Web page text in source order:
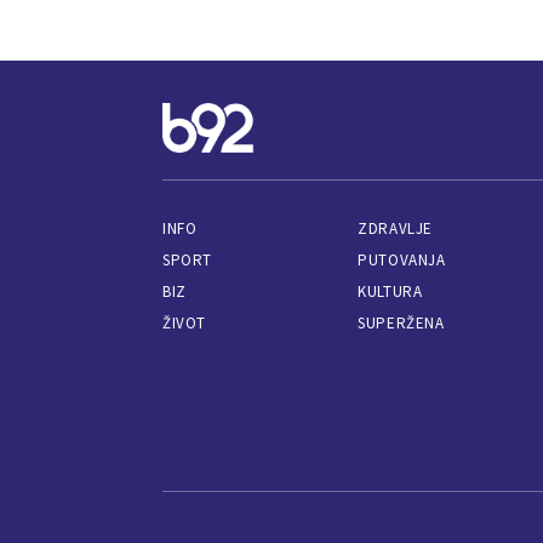
INFO
SPORT
BIZ
ŽIVOT
ZDRAVLJE
PUTOVANJA
KULTURA
SUPERŽENA